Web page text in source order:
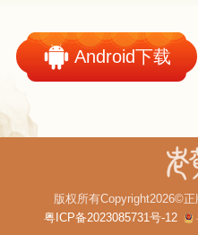
Android下载
版权所有Copyright2026©
粤ICP备2023085731号-12